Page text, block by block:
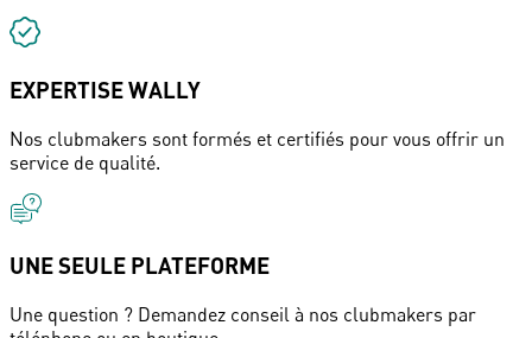
EXPERTISE WALLY
Nos clubmakers sont formés et certifiés pour vous offrir un
service de qualité.
UNE SEULE PLATEFORME
Une question ? Demandez conseil à nos clubmakers par